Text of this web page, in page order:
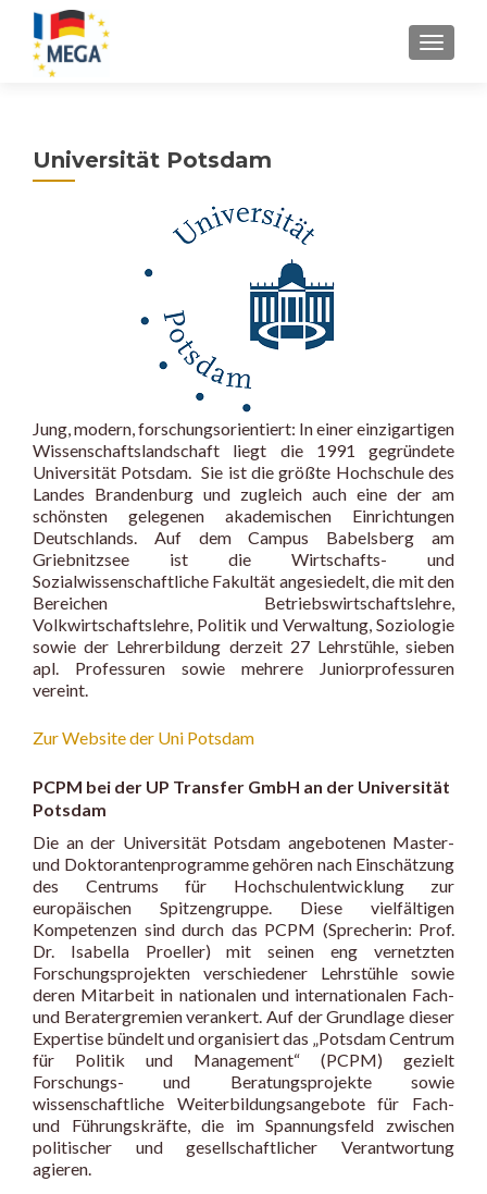
MENU
Universität Potsdam
Jung, modern, forschungsorientiert: In einer einzigartigen
Wissenschaftslandschaft liegt die 1991 gegründete
Universität Potsdam. Sie ist die größte Hochschule des
Landes Brandenburg und zugleich auch eine der am
schönsten gelegenen akademischen Einrichtungen
Deutschlands. Auf dem Campus Babelsberg am
Griebnitzsee ist die Wirtschafts- und
Sozialwissenschaftliche Fakultät angesiedelt, die mit den
Bereichen Betriebswirtschaftslehre,
Volkwirtschaftslehre, Politik und Verwaltung, Soziologie
sowie der Lehrerbildung derzeit 27 Lehrstühle, sieben
apl. Professuren sowie mehrere Juniorprofessuren
vereint.
Zur Website der Uni Potsdam
PCPM bei der UP Transfer GmbH an der Universität
Potsdam
Die an der Universität Potsdam angebotenen Master-
und Doktorantenprogramme gehören nach Einschätzung
des Centrums für Hochschulentwicklung zur
europäischen Spitzengruppe. Diese vielfältigen
Kompetenzen sind durch das PCPM (Sprecherin: Prof.
Dr. Isabella Proeller) mit seinen eng vernetzten
Forschungsprojekten verschiedener Lehrstühle sowie
deren Mitarbeit in nationalen und internationalen Fach-
und Beratergremien verankert. Auf der Grundlage dieser
Expertise bündelt und organisiert das „Potsdam Centrum
für Politik und Management“ (PCPM) gezielt
Forschungs- und Beratungsprojekte sowie
wissenschaftliche Weiterbildungsangebote für Fach-
und Führungskräfte, die im Spannungsfeld zwischen
politischer und gesellschaftlicher Verantwortung
agieren.